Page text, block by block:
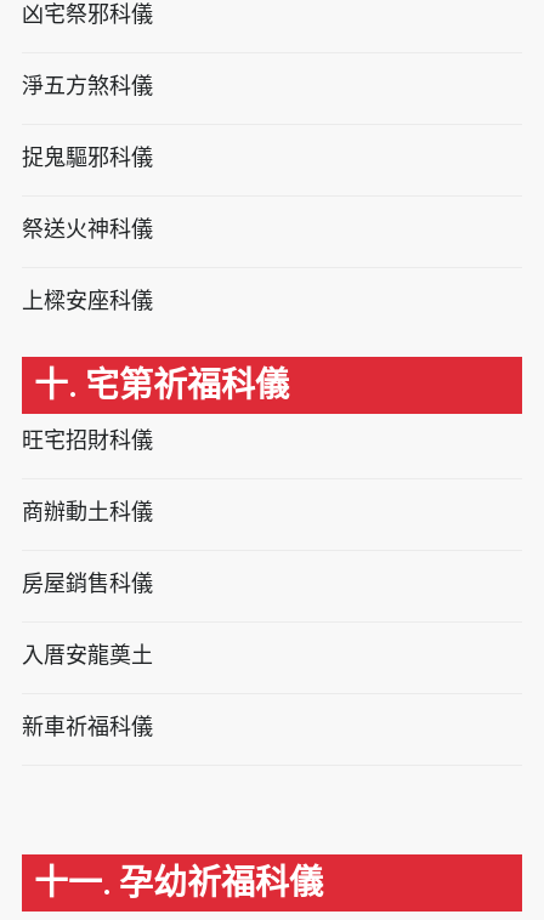
凶宅祭邪科儀
淨五方煞科儀
捉鬼驅邪科儀
祭送火神科儀
上樑安座科儀
十. 宅第祈福科儀
旺宅招財科儀
商辦動土科儀
房屋銷售科儀
入厝安龍奠土
新車祈福科儀
十一. 孕幼祈福科儀